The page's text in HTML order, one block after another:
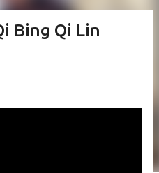
Bing Qi Lin